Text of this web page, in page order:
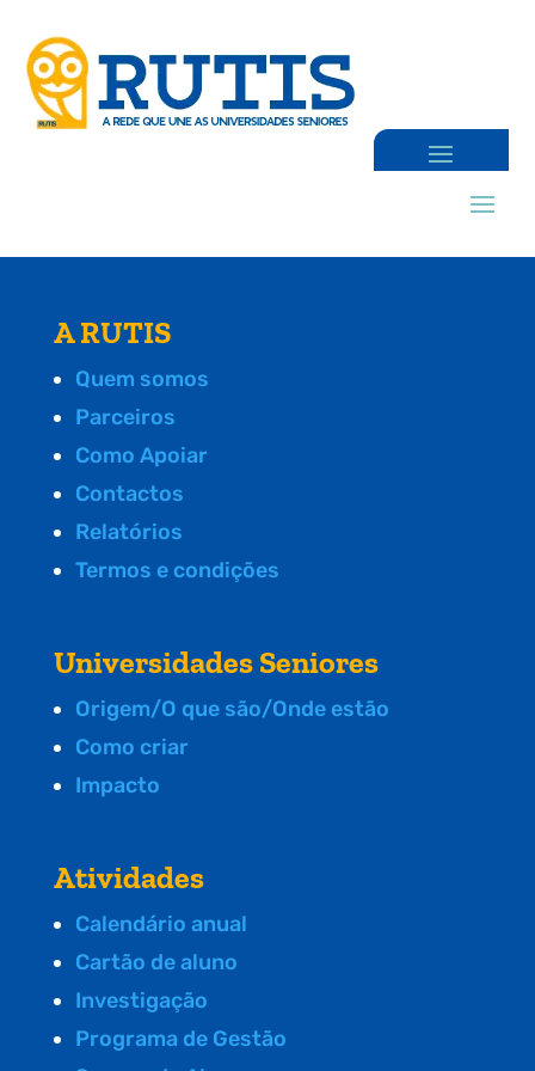
A RUTIS
Quem somos
Parceiros
Como Apoiar
Contactos
Relatórios
Termos e condições
Universidades Seniores
Origem/O que são/Onde estão
Como criar
Impacto
Atividades
Calendário anual
Cartão de aluno
Investigação
Programa de Gestão